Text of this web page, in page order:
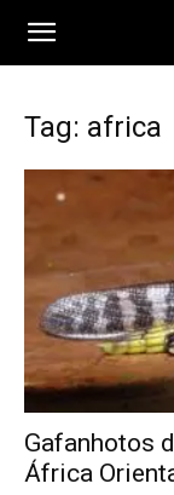
Tag: africa
Gafanhotos
África